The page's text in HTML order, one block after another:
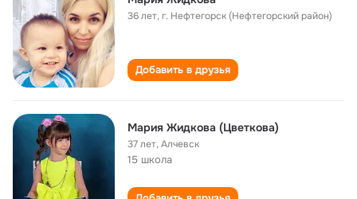
36 лет,г. Нефтегорск (Нефтегорский район)
Добавить в друзья
Мария Жидкова (Цветкова)
37 лет,Алчевск
15 школа